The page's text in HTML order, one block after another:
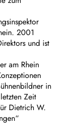
2001
und ist
am Rhein
in
Zeit
Dietrich W.